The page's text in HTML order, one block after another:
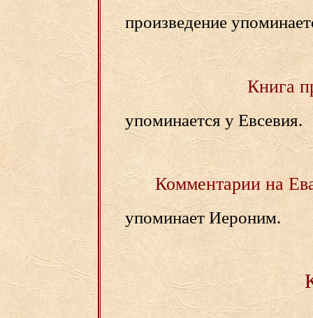
произведение
Книга
упоминается у Евсевия.
Комментарии на
упоминает Иероним.